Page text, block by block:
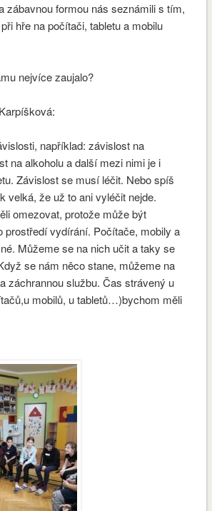
zábavnou formou nás seznámili s tím,
hře na počítači, tabletu a mobilu
nejvíce zaujalo?
například: závislost na
na alkoholu a další mezi nimi je i
Závislost se musí léčit. Nebo spíš
velká, že už to ani vyléčit nejde.
omezovat, protože může být
prostředí vydírání. Počítače, mobily a
Můžeme se na nich učit a taky se
se nám něco stane, můžeme na
záchrannou službu. Čas strávený u
mobilů, u tabletů…)bychom měli